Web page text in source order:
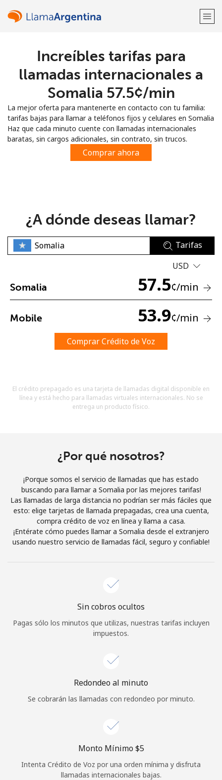
¡Bienvenido!
Regístrate con
No se ha creado una contraseña
Mínimo 8 caracteres
Un caracter especial
Al abrir una cuenta en este sitio web, estoy de acuerdo con
Términos y condiciones.
Únete
¡Hola!
Iniciar Sesión
Continuar con
Increíbles tarifas para
llamadas internacionales a
Somalia ⁦57.5¢⁩/min
La mejor oferta para mantenerte en contacto con tu familia:
tarifas bajas para llamar a teléfonos fijos y celulares en Somalia
Haz que cada minuto cuente con llamadas internacionales
baratas, sin cargos adicionales, sin contrato, sin trucos.
Comprar ahora
¿A dónde deseas llamar?
Tarifas
USD
Somalia 57.5¢/min
Mobile 53.9¢/min
Comprar Crédito de Voz
El crédito prepagado es una tarjeta de llamadas digital disponible en
línea y está hecho para llamadas virtuales internacionales. No se
entrega un producto físico.
¿Por qué nosotros?
¡Porque somos el servicio de llamadas que has estado
buscando para llamar a Somalia por las mejores tarifas!
Las llamadas de larga distancia no podrían ser más fáciles que
esto: elige tarjetas de llamada prepagadas, crea una cuenta,
compra crédito de voz en línea y llama a casa.
¡Entérate cómo puedes llamar a Somalia desde el extranjero
usando nuestro servicio de llamadas fácil, seguro y confiable!
Sin cobros ocultos
Pagas sólo los minutos que utilizas, nuestras tarifas incluyen
impuestos.
Redondeo al minuto
Se cobrarán las llamadas con redondeo por minuto.
Monto Mínimo ⁦$5⁩
Intenta Crédito de Voz por una orden mínima y disfruta
llamadas internacionales bajas.